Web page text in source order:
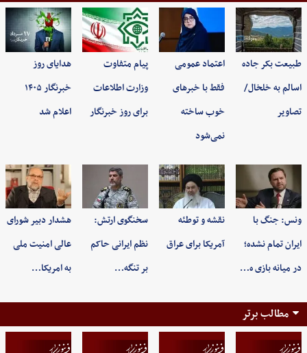
طبیعت بکر جاده
اسالم به خلخال/
تصاویر
اعتماد عمومی
فقط با خبرهای
خوب ساخته
نمی‌شود
پیام متفاوت
وزارت اطلاعات
برای روز خبرنگار
هدایای روز
خبرنگار ۱۴۰۵
اعلام شد
ونس: جنگ با
ایران تمام نشده؛
در میانه بازی ه…
نقشه و توطئه
آمریکا برای عراق
سخنگوی ارتش:
نظم ایرانی حاکم
بر تنگه…
هشدار دبیر شورای
عالی امنیت ملی
به امریکا…
مطالب برتر